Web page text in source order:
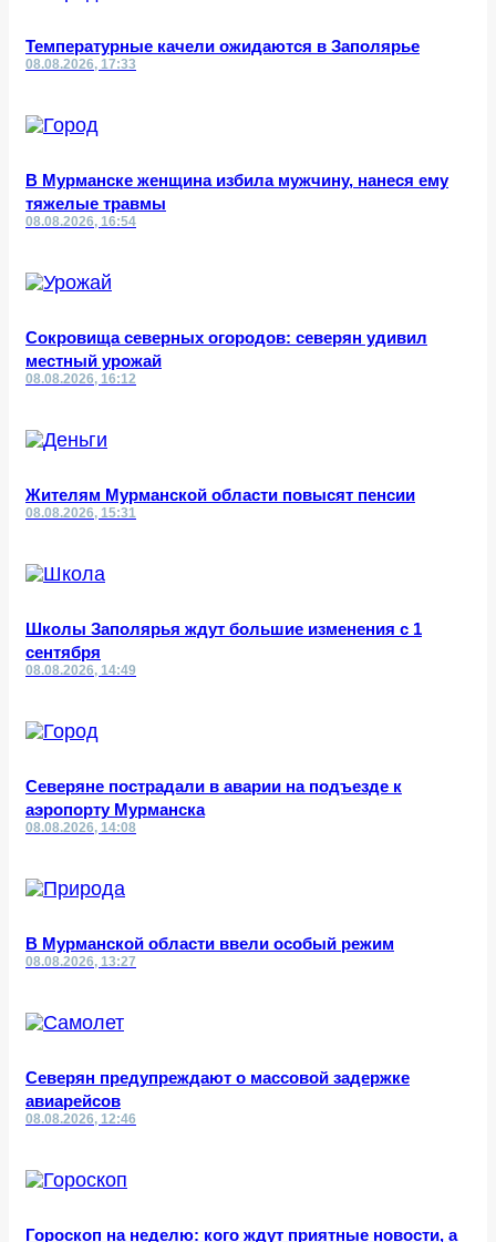
Температурные качели ожидаются в Заполярье
08.08.2026, 17:33
В Мурманске женщина избила мужчину, нанеся ему
тяжелые травмы
08.08.2026, 16:54
Сокровища северных огородов: северян удивил
местный урожай
08.08.2026, 16:12
Жителям Мурманской области повысят пенсии
08.08.2026, 15:31
Школы Заполярья ждут большие изменения с 1
сентября
08.08.2026, 14:49
Северяне пострадали в аварии на подъезде к
аэропорту Мурманска
08.08.2026, 14:08
В Мурманской области ввели особый режим
08.08.2026, 13:27
Северян предупреждают о массовой задержке
авиарейсов
08.08.2026, 12:46
Гороскоп на неделю: кого ждут приятные новости, а